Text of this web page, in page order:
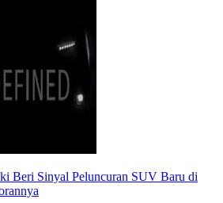
Beri Sinyal Peluncuran SUV Baru di